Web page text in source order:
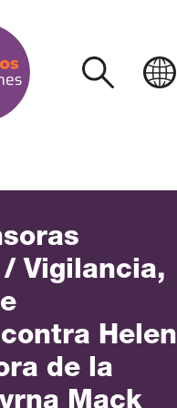
/ Vigilancia,
Helen
de la